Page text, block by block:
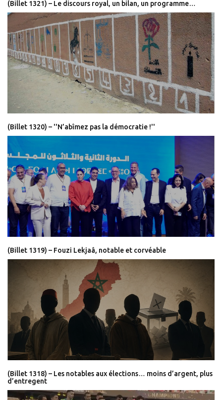
(Billet 1321) – Le discours royal, un bilan, un programme…
(Billet 1320) – ''N’abîmez pas la démocratie !''
(Billet 1319) – Fouzi Lekjaâ, notable et corvéable
(Billet 1318) – Les notables aux élections… moins d’argent, plus
d’entregent